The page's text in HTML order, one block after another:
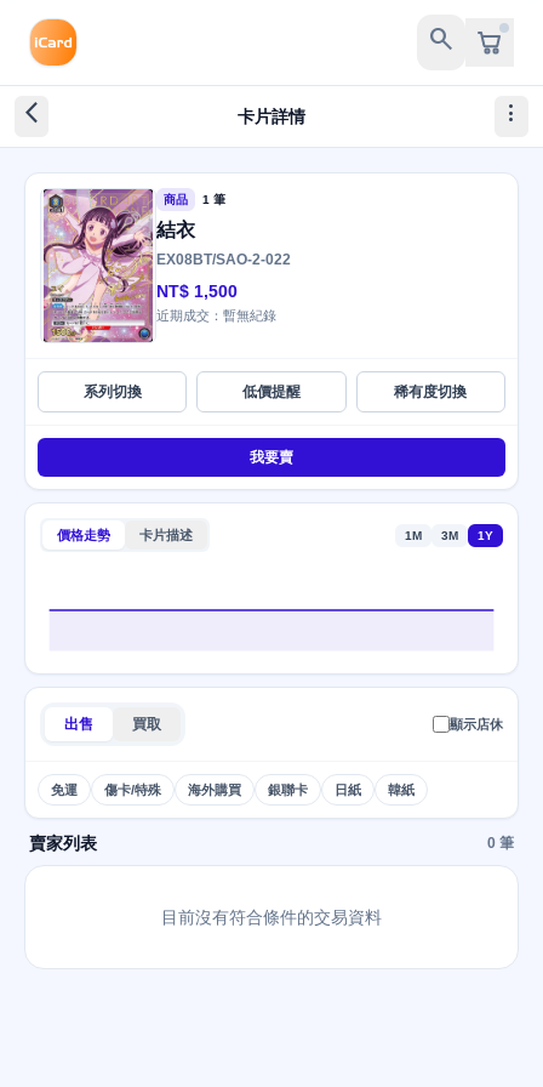
search
arrow_back_ios_new 卡片詳情 more_vert
商品 1 筆
結衣
EX08BT/SAO-2-022
NT$ 1,500
近期成交：暫無紀錄
系列切換 低價提醒 稀有度切換
我要賣
價格走勢 卡片描述 1M 3M 1Y
出售 買取 顯示店休
免運 傷卡/特殊 海外購買 銀聯卡 日紙 韓紙
賣家列表 0 筆
目前沒有符合條件的交易資料